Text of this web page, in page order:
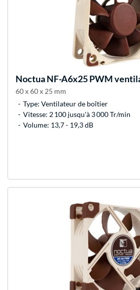
NoctuaNF-A6x25 PWM
60 x 60 x 25 mm
Type: Ventilateur de boîtier
Vitesse: 2 100 jusqu'à 3 000 Tr/min
Volume: 13,7 - 19,3 dB